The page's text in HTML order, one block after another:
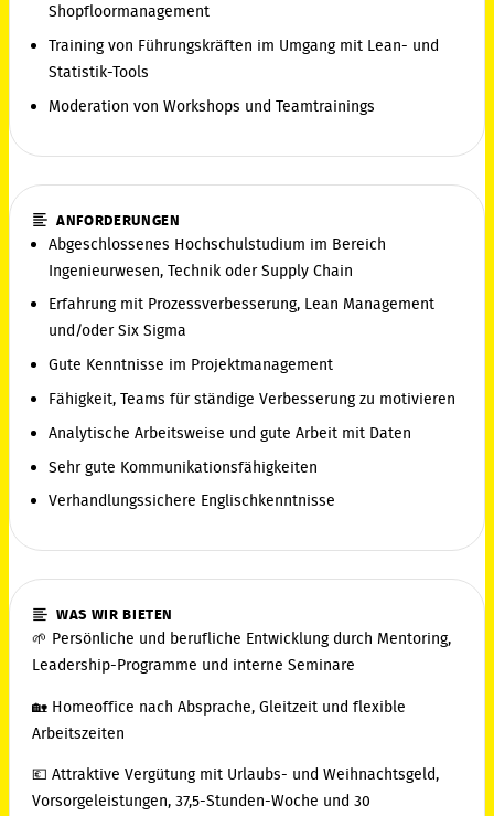
Shopfloormanagement
Training von Führungskräften im Umgang mit Lean- und
Statistik-Tools
Moderation von Workshops und Teamtrainings
ANFORDERUNGEN
Abgeschlossenes Hochschulstudium im Bereich
Ingenieurwesen, Technik oder Supply Chain
Erfahrung mit Prozessverbesserung, Lean Management
und/oder Six Sigma
Gute Kenntnisse im Projektmanagement
Fähigkeit, Teams für ständige Verbesserung zu motivieren
Analytische Arbeitsweise und gute Arbeit mit Daten
Sehr gute Kommunikationsfähigkeiten
Verhandlungssichere Englischkenntnisse
WAS WIR BIETEN
🌱 Persönliche und berufliche Entwicklung durch Mentoring,
Leadership-Programme und interne Seminare
🏡 Homeoffice nach Absprache, Gleitzeit und flexible
Arbeitszeiten
💶 Attraktive Vergütung mit Urlaubs- und Weihnachtsgeld,
Vorsorgeleistungen, 37,5-Stunden-Woche und 30